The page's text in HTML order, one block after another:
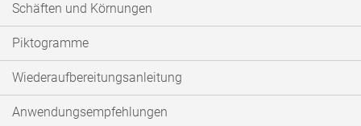
Schäften und Körnungen
Piktogramme
Wiederaufbereitungsanleitung
Anwendungsempfehlungen